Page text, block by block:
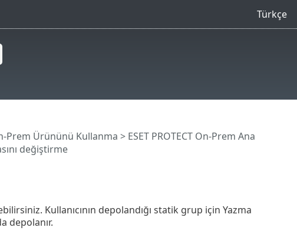
Türkçe
Prem Ürününü Kullanma > ESET PROTECT On-Prem Ana
değiştirme
Kullanıcının depolandığı statik grup için Yazma
depolanır.